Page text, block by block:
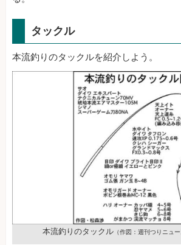
タックル
本流釣りのタックルを紹介しよう。
本流釣りのタックル（作図：週刊つりニュー